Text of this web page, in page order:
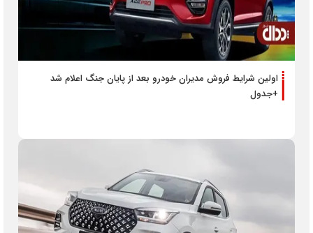
اولین شرایط فروش مدیران خودرو بعد از پایان جنگ اعلام شد
+جدول